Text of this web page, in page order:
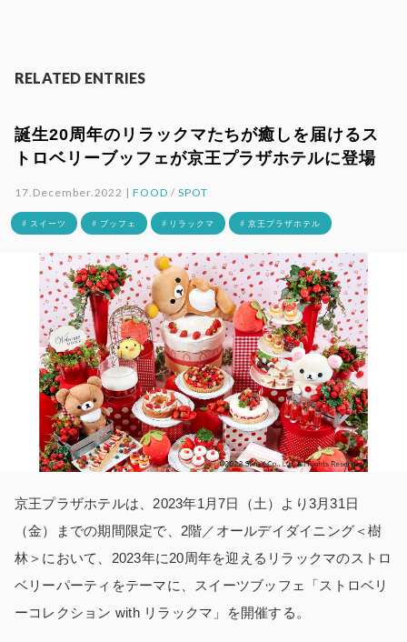
RELATED ENTRIES
誕生20周年のリラックマたちが癒しを届けるス
トロベリーブッフェが京王プラザホテルに登場
17.December.2022 |FOOD / SPOT
# スイーツ # ブッフェ # リラックマ # 京王プラザホテル
京王プラザホテルは、 2023年1 月7日（土）より3月31日
（金）までの期間限定で、 2階／オールデイダイニング＜樹
林＞において、 2023年に20周年を迎えるリラックマのストロ
ベリーパーティをテーマに、スイーツブッフェ「ストロベリ
ーコレクション with リラックマ」を開催する。